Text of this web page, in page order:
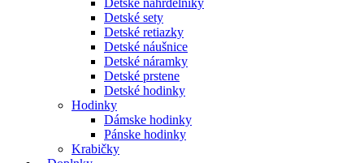
Detské náhrdelníky
Detské sety
Detské retiazky
Detské náušnice
Detské náramky
Detské prstene
Detské hodinky
Hodinky
Dámske hodinky
Pánske hodinky
Krabičky